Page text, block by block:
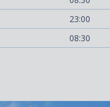
23:00
08:30